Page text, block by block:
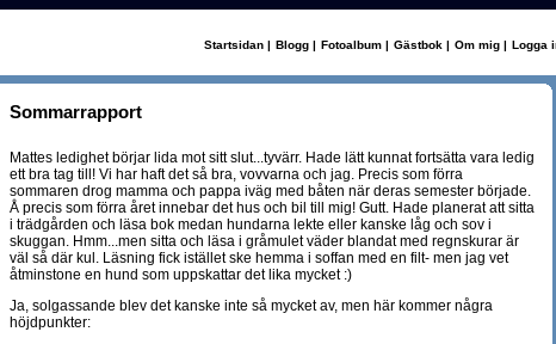
Startsidan | Blogg | Fotoalbum | Gästbok | Om mig | Logga
Sommarrapport
Mattes ledighet börjar lida mot sitt slut...tyvärr. Hade lätt kunnat fortsätta vara ledig
ett bra tag till! Vi har haft det så bra, vovvarna och jag. Precis som förra
sommaren drog mamma och pappa iväg med båten när deras semester började.
Å precis som förra året innebar det hus och bil till mig! Gutt. Hade planerat att sitta
i trädgården och läsa bok medan hundarna lekte eller kanske låg och sov i
skuggan. Hmm...men sitta och läsa i gråmulet väder blandat med regnskurar är
väl så där kul. Läsning fick istället ske hemma i soffan med en filt- men jag vet
åtminstone en hund som uppskattar det lika mycket :)
Ja, solgassande blev det kanske inte så mycket av, men här kommer några
höjdpunkter: